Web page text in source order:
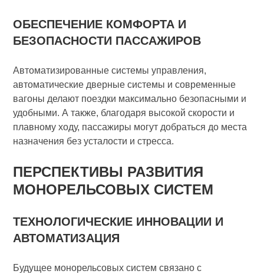
ОБЕСПЕЧЕНИЕ КОМФОРТА И
БЕЗОПАСНОСТИ ПАССАЖИРОВ
Автоматизированные системы управления,
автоматические дверные системы и современные
вагоны делают поездки максимально безопасными и
удобными. А также, благодаря высокой скорости и
плавному ходу, пассажиры могут добраться до места
назначения без усталости и стресса.
ПЕРСПЕКТИВЫ РАЗВИТИЯ
МОНОРЕЛЬСОВЫХ СИСТЕМ
ТЕХНОЛОГИЧЕСКИЕ ИННОВАЦИИ И
АВТОМАТИЗАЦИЯ
Будущее монорельсовых систем связано с